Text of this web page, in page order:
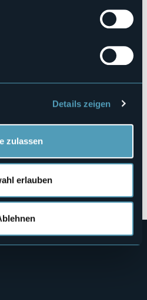
Details zeigen
zulassen
erlauben